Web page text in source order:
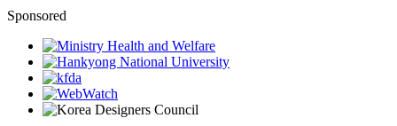
Sponsored